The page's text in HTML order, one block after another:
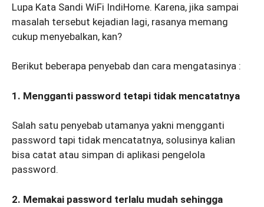
Lupa Kata Sandi WiFi IndiHome. Karena, jika sampai
masalah tersebut kejadian lagi, rasanya memang
cukup menyebalkan, kan?
Berikut beberapa penyebab dan cara mengatasinya :
1. Mengganti password tetapi tidak mencatatnya
Salah satu penyebab utamanya yakni mengganti
password tapi tidak mencatatnya, solusinya kalian
bisa catat atau simpan di aplikasi pengelola
password.
2. Memakai password terlalu mudah sehingga